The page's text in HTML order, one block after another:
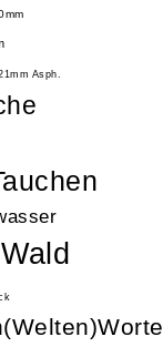
Asph.
Wald